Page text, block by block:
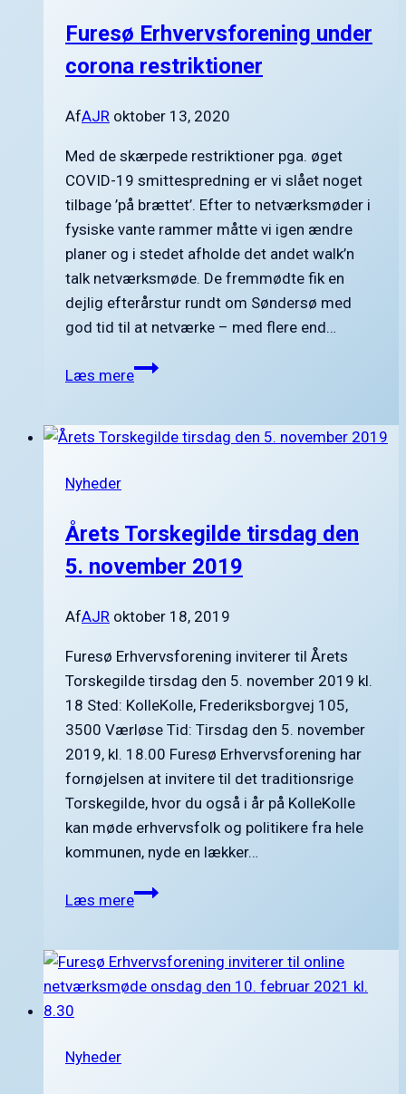
2021
Furesø Erhvervsforening under
corona restriktioner
AfAJR oktober 13, 2020
Med de skærpede restriktioner pga. øget
COVID-19 smittespredning er vi slået noget
tilbage ’på brættet’. Efter to netværksmøder i
fysiske vante rammer måtte vi igen ændre
planer og i stedet afholde det andet walk’n
talk netværksmøde. De fremmødte fik en
dejlig efterårstur rundt om Søndersø med
god tid til at netværke – med flere end…
Læs mereFuresø
corona
Nyheder
Årets Torskegilde tirsdag den
5. november 2019
AfAJR oktober 18, 2019
Furesø Erhvervsforening inviterer til Årets
Torskegilde tirsdag den 5. november 2019 kl.
18 Sted: KolleKolle, Frederiksborgvej 105,
3500 Værløse Tid: Tirsdag den 5. november
2019, kl. 18.00 Furesø Erhvervsforening har
fornøjelsen at invitere til det traditionsrige
Torskegilde, hvor du også i år på KolleKolle
kan møde erhvervsfolk og politikere fra hele
kommunen, nyde en lækker…
Læs mereÅrets
den
5.
Nyheder